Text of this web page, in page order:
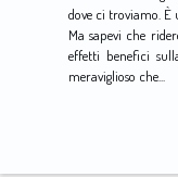
dove ci troviamo. È
Ma sapevi che
effetti benefici
meraviglioso che...